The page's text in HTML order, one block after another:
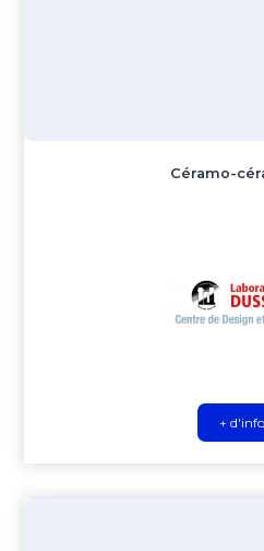
Céramo-
+